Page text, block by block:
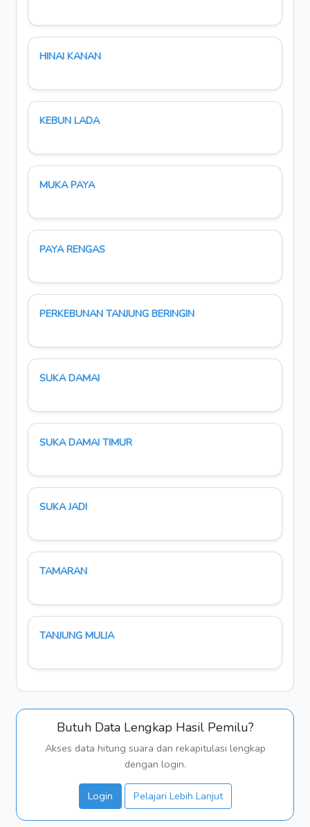
HINAI KANAN
KEBUN LADA
MUKA PAYA
PAYA RENGAS
PERKEBUNAN TANJUNG BERINGIN
SUKA DAMAI
SUKA DAMAI TIMUR
SUKA JADI
TAMARAN
TANJUNG MULIA
Butuh Data Lengkap Hasil Pemilu?
Akses data hitung suara dan rekapitulasi lengkap
dengan login.
Login Pelajari Lebih Lanjut